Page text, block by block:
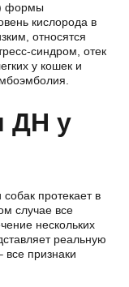
формы
кислорода в
относятся
синдром, отек
у кошек и
ДН у
протекает в
случае все
нескольких
реальную
все признаки